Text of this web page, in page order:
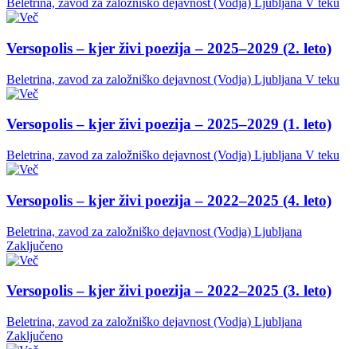
Beletrina, zavod za založniško dejavnost (Vodja) Ljubljana V teku
Versopolis – kjer živi poezija – 2025–2029 (2. leto)
Beletrina, zavod za založniško dejavnost (Vodja) Ljubljana V teku
Versopolis – kjer živi poezija – 2025–2029 (1. leto)
Beletrina, zavod za založniško dejavnost (Vodja) Ljubljana V teku
Versopolis – kjer živi poezija – 2022–2025 (4. leto)
Beletrina, zavod za založniško dejavnost (Vodja) Ljubljana
Zaključeno
Versopolis – kjer živi poezija – 2022–2025 (3. leto)
Beletrina, zavod za založniško dejavnost (Vodja) Ljubljana
Zaključeno